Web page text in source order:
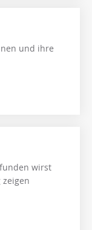
und ihre
wirst